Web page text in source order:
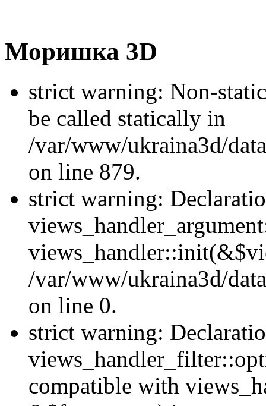
Моришка 3D
strict warning: Non-
be called statically in
/var/www/ukraina3d/
on line 879.
strict warning:
/var/www/ukraina3d/
on line 0.
strict warning:
compatible with